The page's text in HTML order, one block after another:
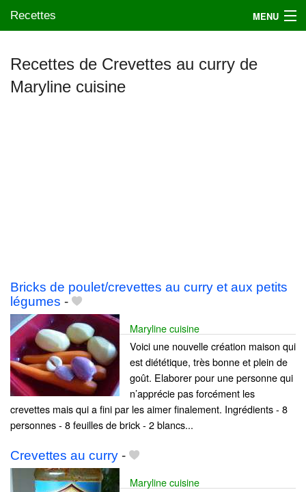
Recettes MENU
Mes blogs préférés
Recettes de Crevettes au curry de
Maryline cuisine
Bricks de poulet/crevettes au curry et aux petits
légumes -
Maryline cuisine
Voici une nouvelle création maison qui
est diététique, très bonne et plein de
goût. Elaborer pour une personne qui
n’apprécie pas forcément les
crevettes mais qui a fini par les aimer finalement. Ingrédients - 8
personnes - 8 feuilles de brick - 2 blancs...
Crevettes au curry -
Maryline cuisine